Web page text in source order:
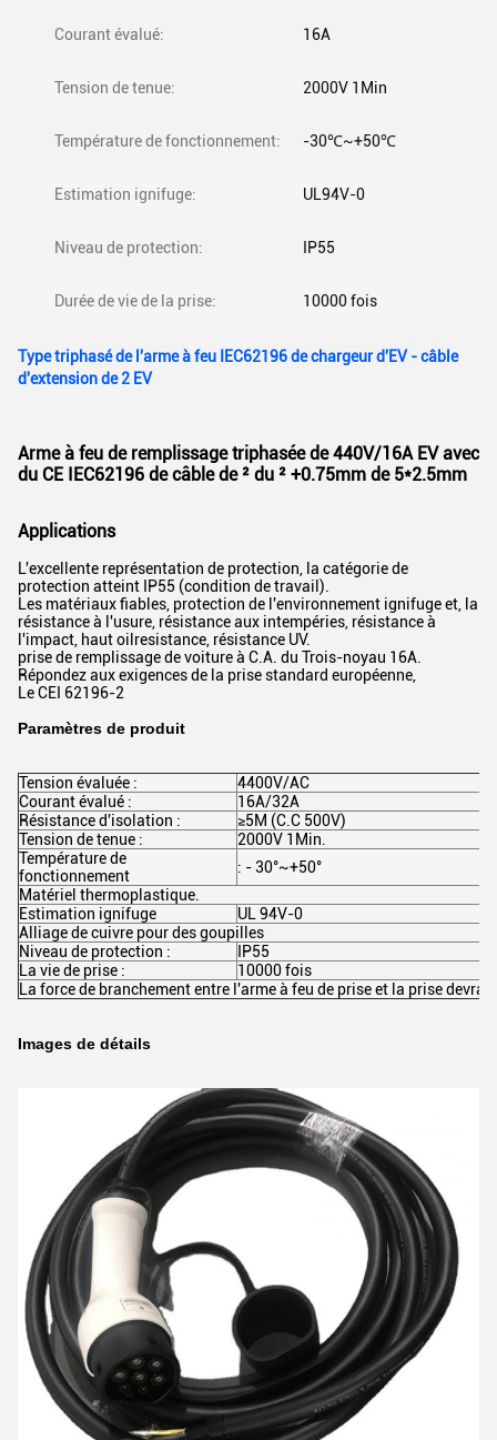
Courant évalué: 16A
Tension de tenue: 2000V 1Min
Température de fonctionnement: -30℃~+50℃
Estimation ignifuge: UL94V-0
Niveau de protection: IP55
Durée de vie de la prise: 10000 fois
Type triphasé de l'arme à feu IEC62196 de chargeur d'EV - câble
d'extension de 2 EV
Arme à feu de remplissage triphasée de 440V/16A EV avec
du CE IEC62196 de câble de ² du ² +0.75mm de 5*2.5mm
Applications
L'excellente représentation de protection, la catégorie de
protection atteint IP55 (condition de travail).
Les matériaux fiables, protection de l'environnement ignifuge et, la
résistance à l'usure, résistance aux intempéries, résistance à
l'impact, haut oilresistance, résistance UV.
prise de remplissage de voiture à C.A. du Trois-noyau 16A.
Répondez aux exigences de la prise standard européenne,
Le CEI 62196-2
Paramètres de produit
Tension évaluée :
4400V/AC
Courant évalué :
16A/32A
Résistance d'isolation :
≥5M (C.C 500V)
Tension de tenue :
2000V 1Min.
Température de
fonctionnement
: - 30°~+50°
Matériel thermoplastique.
Estimation ignifuge
UL 94V-0
Alliage de cuivre pour des goupilles
Niveau de protection :
IP55
La vie de prise :
10000 fois
La force de branchement entre l'arme à feu de prise et la prise
Images de détails